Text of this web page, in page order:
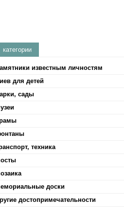
категории
известным личностям
для детей
сады
техника
доски
достопримечательности